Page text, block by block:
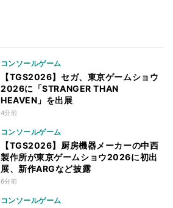
コンソールゲーム
【TGS2026】セガ、東京ゲームショウ
2026に「STRANGER THAN
HEAVEN」を出展
4分前
コンソールゲーム
【TGS2026】厨房機器メーカーの中西
製作所が東京ゲームショウ2026に初出
展、新作ARGなど披露
6分前
コンソールゲーム